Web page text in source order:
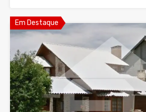
Em Destaque